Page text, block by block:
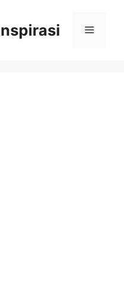
Menu